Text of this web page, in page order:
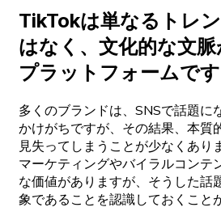
TikTokは単なる トレ
はなく、 文化的な文
プラットフォームです
多くのブランドは、 SNSで話題に
かけがちですが、 その結果、 本質
見失ってしまうことが少なくあり
マーケティングやバイラルコンテ
な価値がありますが、 そうした話
象であることを認識しておくこと